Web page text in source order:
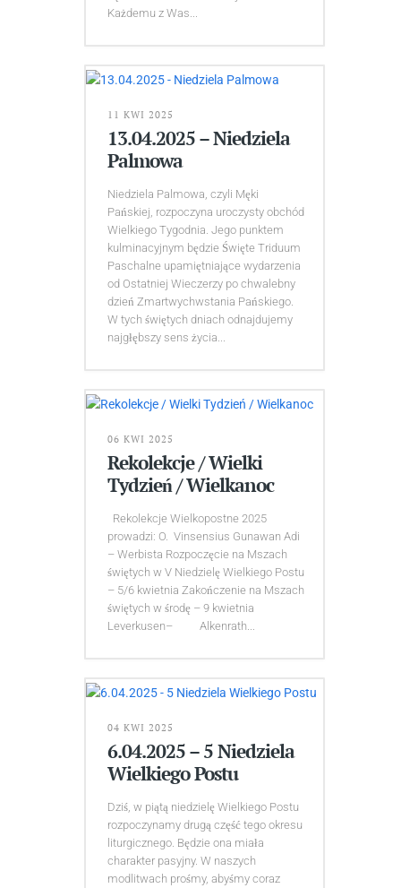
Każdemu z Was...
11 KWI 2025
13.04.2025 – Niedziela
Palmowa
Niedziela Palmowa, czyli Męki
Pańskiej, rozpoczyna uroczysty obchód
Wielkiego Tygodnia. Jego punktem
kulminacyjnym będzie Święte Triduum
Paschalne upamiętniające wydarzenia
od Ostatniej Wieczerzy po chwalebny
dzień Zmartwychwstania Pańskiego.
W tych świętych dniach odnajdujemy
najgłębszy sens życia...
06 KWI 2025
Rekolekcje / Wielki
Tydzień / Wielkanoc
Rekolekcje Wielkopostne 2025
prowadzi: O. Vinsensius Gunawan Adi
– Werbista Rozpoczęcie na Mszach
świętych w V Niedzielę Wielkiego Postu
– 5/6 kwietnia Zakończenie na Mszach
świętych w środę – 9 kwietnia
Leverkusen– Alkenrath...
04 KWI 2025
6.04.2025 – 5 Niedziela
Wielkiego Postu
Dziś, w piątą niedzielę Wielkiego Postu
rozpoczynamy drugą część tego okresu
liturgicznego. Będzie ona miała
charakter pasyjny. W naszych
modlitwach prośmy, abyśmy coraz